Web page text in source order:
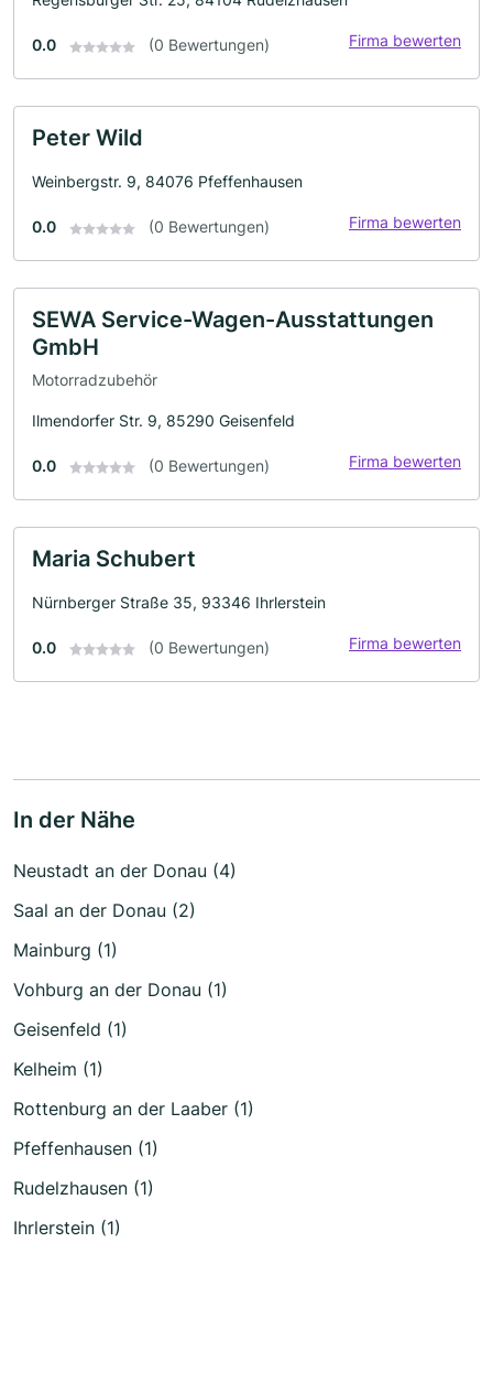
0.0 (0 Bewertungen) Firma bewerten
Peter Wild
Weinbergstr. 9, 84076 Pfeffenhausen
0.0 (0 Bewertungen) Firma bewerten
SEWA Service-Wagen-Ausstattungen
GmbH
Motorradzubehör
Ilmendorfer Str. 9, 85290 Geisenfeld
0.0 (0 Bewertungen) Firma bewerten
Maria Schubert
Nürnberger Straße 35, 93346 Ihrlerstein
0.0 (0 Bewertungen) Firma bewerten
In der Nähe
Neustadt an der Donau (4)
Saal an der Donau (2)
Mainburg (1)
Vohburg an der Donau (1)
Geisenfeld (1)
Kelheim (1)
Rottenburg an der Laaber (1)
Pfeffenhausen (1)
Rudelzhausen (1)
Ihrlerstein (1)